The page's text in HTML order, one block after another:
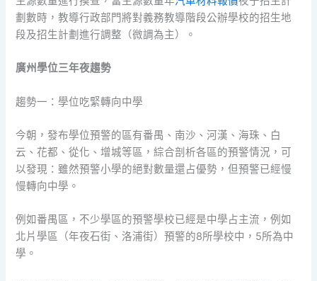
劃數時，教導行政部門將對義務教導階段公辦學校的招生地
段及招生計劃進行調整（微調為主）。
廣州學位三年夜趨勢
趨勢一：學位吃緊轉向中學
今朝，發布學位預警的區有番禺、南沙、河漢、海珠、白
云、花都、從化、增城等區，綜合剖析各區的預警情況，可
以發現：雖然預警小學的絕對數量還占優勢，但預警已經慢
慢轉向中學。
例如番禺區，不少學區的預警學校已經是中學占主流，例如
北片學區（年夜石街、洛浦街）預警的8所學校中，5所為中
學。